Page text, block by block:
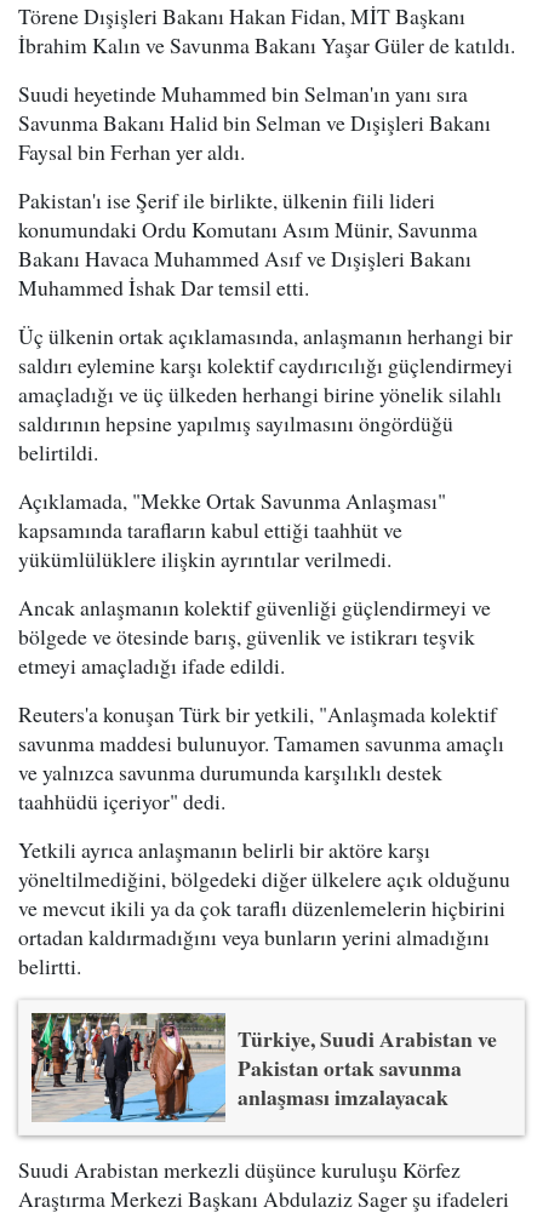
Törene Dışişleri Bakanı Hakan Fidan, MİT Başkanı
İbrahim Kalın ve Savunma Bakanı Yaşar Güler de katıldı.
Suudi heyetinde Muhammed bin Selman'ın yanı sıra
Savunma Bakanı Halid bin Selman ve Dışişleri Bakanı
Faysal bin Ferhan yer aldı.
Pakistan'ı ise Şerif ile birlikte, ülkenin fiili lideri
konumundaki Ordu Komutanı Asım Münir, Savunma
Bakanı Havaca Muhammed Asıf ve Dışişleri Bakanı
Muhammed İshak Dar temsil etti.
Üç ülkenin ortak açıklamasında, anlaşmanın herhangi bir
saldırı eylemine karşı kolektif caydırıcılığı güçlendirmeyi
amaçladığı ve üç ülkeden herhangi birine yönelik silahlı
saldırının hepsine yapılmış sayılmasını öngördüğü
belirtildi.
Açıklamada, "Mekke Ortak Savunma Anlaşması"
kapsamında tarafların kabul ettiği taahhüt ve
yükümlülüklere ilişkin ayrıntılar verilmedi.
Ancak anlaşmanın kolektif güvenliği güçlendirmeyi ve
bölgede ve ötesinde barış, güvenlik ve istikrarı teşvik
etmeyi amaçladığı ifade edildi.
Reuters'a konuşan Türk bir yetkili, "Anlaşmada kolektif
savunma maddesi bulunuyor. Tamamen savunma amaçlı
ve yalnızca savunma durumunda karşılıklı destek
taahhüdü içeriyor" dedi.
Yetkili ayrıca anlaşmanın belirli bir aktöre karşı
yöneltilmediğini, bölgedeki diğer ülkelere açık olduğunu
ve mevcut ikili ya da çok taraflı düzenlemelerin hiçbirini
ortadan kaldırmadığını veya bunların yerini almadığını
belirtti.
Türkiye, Suudi Arabistan ve
Pakistan ortak savunma
anlaşması imzalayacak
Suudi Arabistan merkezli düşünce kuruluşu Körfez
Araştırma Merkezi Başkanı Abdulaziz Sager şu ifadeleri